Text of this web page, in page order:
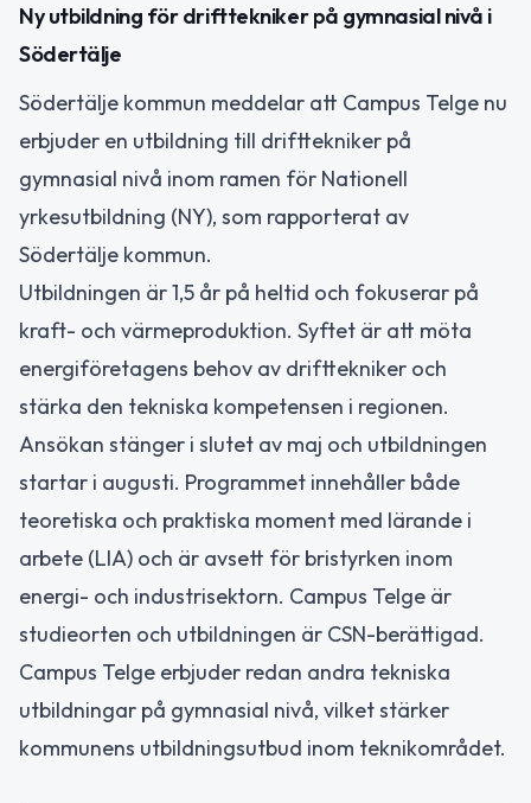
Ny utbildning för drifttekniker på gymnasial nivå i
Södertälje
Södertälje kommun meddelar att Campus Telge nu
erbjuder en utbildning till drifttekniker på
gymnasial nivå inom ramen för Nationell
yrkesutbildning (NY), som rapporterat av
Södertälje kommun.
Utbildningen är 1,5 år på heltid och fokuserar på
kraft- och värmeproduktion. Syftet är att möta
energiföretagens behov av drifttekniker och
stärka den tekniska kompetensen i regionen.
Ansökan stänger i slutet av maj och utbildningen
startar i augusti. Programmet innehåller både
teoretiska och praktiska moment med lärande i
arbete (LIA) och är avsett för bristyrken inom
energi- och industrisektorn. Campus Telge är
studieorten och utbildningen är CSN-berättigad.
Campus Telge erbjuder redan andra tekniska
utbildningar på gymnasial nivå, vilket stärker
kommunens utbildningsutbud inom teknikområdet.